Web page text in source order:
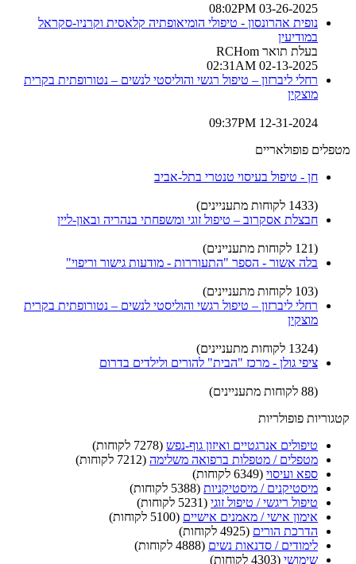
03-26-2025 08:02PM
נופית אהרונסון - טיפולי הומיאופתיה קלאסית וקרניו-סקראל
במודיעין
בעלת תואר RCHom
02-13-2025 02:31AM
רחלי ליברזון – טיפול רגשי והוליסטי לנשים – נטורופתית בקרית
מוצקין
12-31-2024 09:37PM
מטפלים פופולאריים
חן - טיפול בעיסוי טנטרי בתל-אביב
(1433 לקוחות מתעניינים)
חבצלת אסקרוב – טיפול זוגי ומשפחתי בנהריה ובאון-ליין
(121 לקוחות מתעניינים)
בלה אשור - הספר "התעוררות - מודעות גישור וריפוי"
(103 לקוחות מתעניינים)
רחלי ליברזון – טיפול רגשי והוליסטי לנשים – נטורופתית בקרית
מוצקין
(1324 לקוחות מתעניינים)
ציפי גולן - מרכז "הבית" להורים ולילדים בדרום
(88 לקוחות מתעניינים)
קטגוריות פופולריות
טיפולים אנרגטיים ואיזון גוף-נפש (7278 לקוחות)
מטפלים / מטפלות ברפואה משלימה (7212 לקוחות)
ספא ועיסוי (6349 לקוחות)
מיסטיקנים / מיסטיקניות (5388 לקוחות)
טיפול ריגשי / טיפול זוגי (5231 לקוחות)
אימון אישי / מאמנים אישיים (5100 לקוחות)
הדרכת הורים (4925 לקוחות)
לימודים / סדנאות נשים (4888 לקוחות)
שימושי (4303 לקוחות)